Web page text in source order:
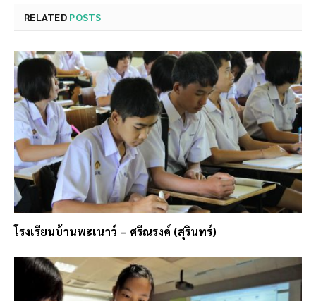
RELATED POSTS
โรงเรียนบ้านพะเนาว์ – ศรีณรงค์ (สุรินทร์)